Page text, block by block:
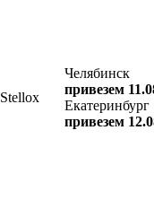
Stellox
Челябинск
привезем
Екатеринбург
привезем